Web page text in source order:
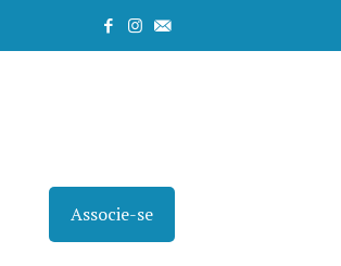
Associe-se